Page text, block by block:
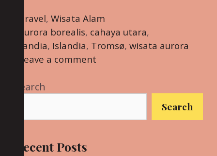
Utara
yang
Tak
Tergantikan
Categories
Travel,Wisata Alam
Tags
aurora borealis, cahaya utara,
Finlandia, Islandia, Tromsø, wisata aurora
Leave a comment
Search
Search
Recent Posts